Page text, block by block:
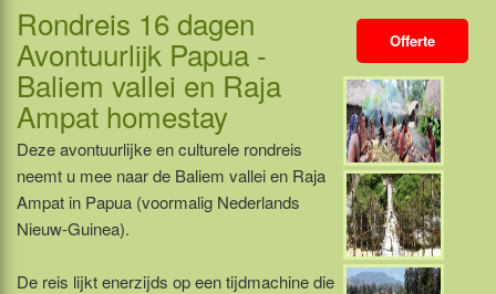
Offerte
Rondreis 16 dagen
Avontuurlijk Papua -
Baliem vallei en Raja
Ampat homestay
Deze avontuurlijke en culturele rondreis
neemt u mee naar de Baliem vallei en Raja
Ampat in Papua (voormalig Nederlands
Nieuw-Guinea).
De reis lijkt enerzijds op een tijdmachine die